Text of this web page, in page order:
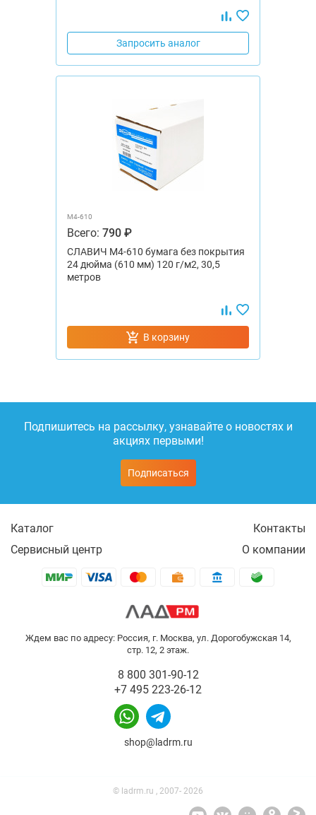
Запросить аналог
М4-610
Всего: 790 ₽
СЛАВИЧ М4-610 бумага без покрытия
24 дюйма (610 мм) 120 г/м2, 30,5
метров
В корзину
Подпишитесь на рассылку, узнавайте о новостях и
акциях первыми!
Подписаться
Каталог
Контакты
Сервисный центр
О компании
Ждем вас по адресу: Россия, г. Москва, ул. Дорогобужская 14,
стр. 12, 2 этаж.
8 800 301-90-12
+7 495 223-26-12
shop@ladrm.ru
© ladrm.ru , 2007- 2026